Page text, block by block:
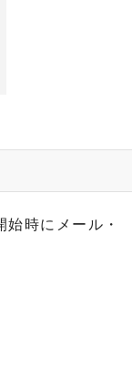
時にメール・